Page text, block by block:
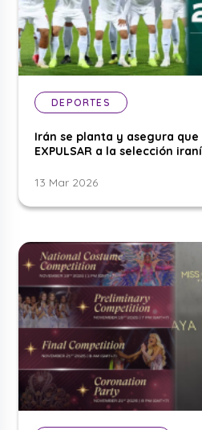
DEPORTES
Irán se planta y asegura que
EXPULSAR a la selección
13 Mar 2026